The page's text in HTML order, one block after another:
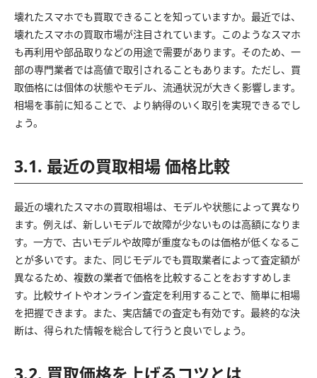
壊れたスマホでも買取できることを知っていますか。最近では、
壊れたスマホの買取市場が注目されています。このようなスマホ
も再利用や部品取りなどの用途で需要があります。そのため、一
部の専門業者では高値で取引されることもあります。ただし、買
取価格には個体の状態やモデル、流通状況が大きく影響します。
相場を事前に知ることで、より納得のいく取引を実現できるでし
ょう。
3.1. 最近の買取相場 価格比較
最近の壊れたスマホの買取相場は、モデルや状態によって異なり
ます。例えば、新しいモデルで故障が少ないものは高額になりま
す。一方で、古いモデルや故障が重度なものは価格が低くなるこ
とが多いです。また、同じモデルでも買取業者によって査定額が
異なるため、複数の業者で価格を比較することをおすすめしま
す。比較サイトやオンライン査定を利用することで、簡単に相場
を把握できます。また、実店舗での査定も有効です。最終的な決
断は、得られた情報を総合して行うと良いでしょう。